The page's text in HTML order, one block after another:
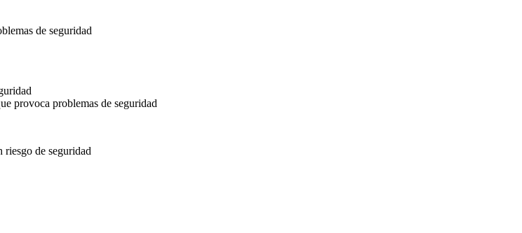
de seguridad
provoca problemas de seguridad
riesgo de seguridad